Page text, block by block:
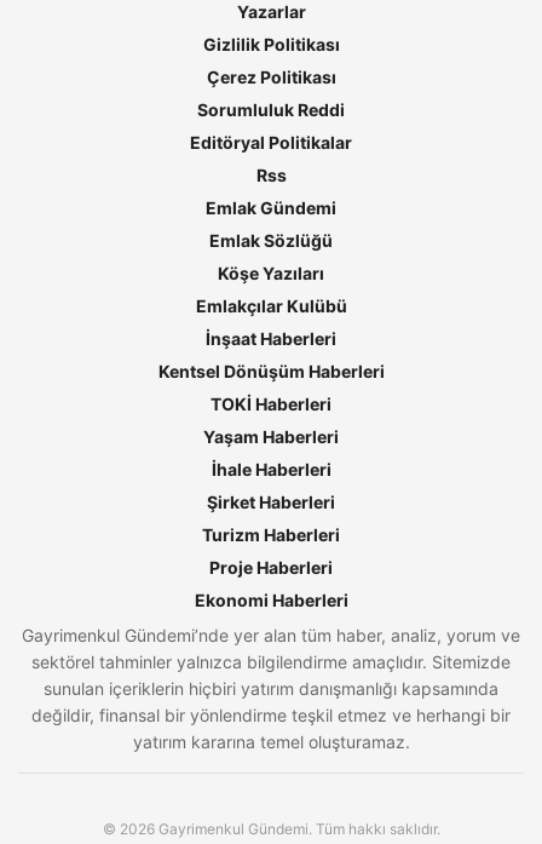
Yazarlar
Gizlilik Politikası
Çerez Politikası
Sorumluluk Reddi
Editöryal Politikalar
Rss
Emlak Gündemi
Emlak Sözlüğü
Köşe Yazıları
Emlakçılar Kulübü
İnşaat Haberleri
Kentsel Dönüşüm Haberleri
TOKİ Haberleri
Yaşam Haberleri
İhale Haberleri
Şirket Haberleri
Turizm Haberleri
Proje Haberleri
Ekonomi Haberleri
Gayrimenkul Gündemi’nde yer alan tüm haber, analiz, yorum ve
sektörel tahminler yalnızca bilgilendirme amaçlıdır. Sitemizde
sunulan içeriklerin hiçbiri yatırım danışmanlığı kapsamında
değildir, finansal bir yönlendirme teşkil etmez ve herhangi bir
yatırım kararına temel oluşturamaz.
© 2026 Gayrimenkul Gündemi. Tüm hakkı saklıdır.